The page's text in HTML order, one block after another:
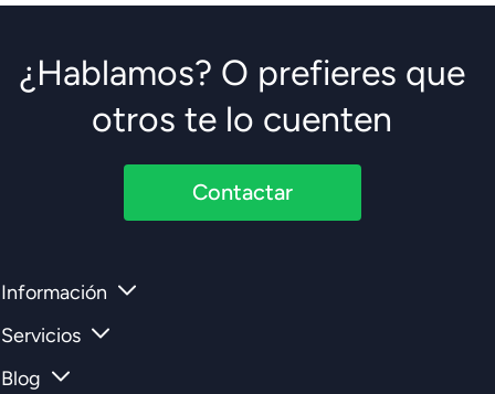
¿Hablamos? O prefieres que
otros te lo cuenten
Contactar
Información
Servicios
Blog